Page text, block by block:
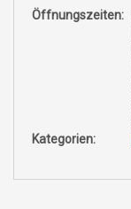
Öffnungszeiten:
Kategorien: